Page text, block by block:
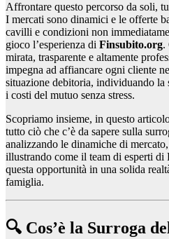
Affrontare questo percorso da soli,
I mercati sono dinamici e le offerte
cavilli e condizioni non
gioco l’esperienza di Finsubito.org.
mirata, trasparente e altamente
impegna ad affiancare ogni cliente
situazione debitoria, individuando la
i costi del mutuo senza stress.
Scopriamo insieme, in questo
tutto ciò che c’è da sapere sulla
analizzando le dinamiche di
illustrando come il team di esperti di
questa opportunità in una solida
famiglia.
🔍 Cos’è la Surroga